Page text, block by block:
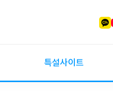
특설사이트